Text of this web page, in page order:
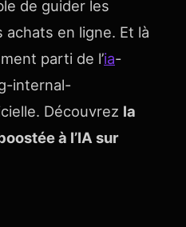
de guider les
en ligne. Et là
parti de l’ia-
internal-
Découvrez la
à l’IA sur